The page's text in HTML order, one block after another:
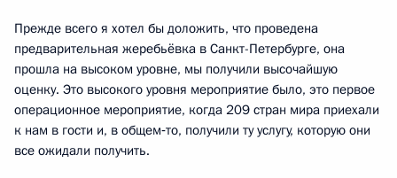
Прежде всего я хотел бы доложить, что проведена
предварительная жеребьёвка в Санкт-Петербурге, она
прошла на высоком уровне, мы получили высочайшую
оценку. Это высокого уровня мероприятие было, это первое
операционное мероприятие, когда 209 стран мира приехали
к нам в гости и, в общем‑то, получили ту услугу, которую они
все ожидали получить.